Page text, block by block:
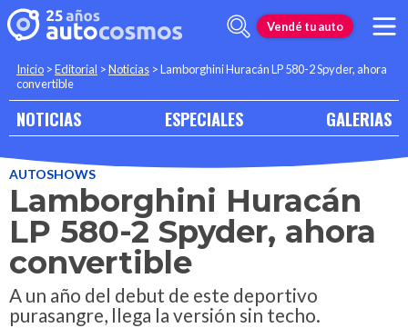
Vendé tu auto
Inicio >Editorial >Noticias >Lamborghini Huracán LP 580-2 Spyder, ahora
convertible
NOTICIAS ESPECIALES GALERIAS
AUTOSHOWS
Lamborghini Huracán
LP 580-2 Spyder, ahora
convertible
A un año del debut de este deportivo
purasangre, llega la versión sin techo.